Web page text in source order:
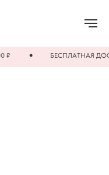
БЕСПЛАТНАЯ